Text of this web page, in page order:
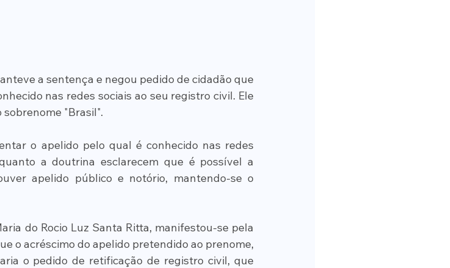
a sentença e negou pedido de cidadão que
nas redes sociais ao seu registro civil. Ele
"Brasil".
o apelido pelo qual é conhecido nas redes
a doutrina esclarecem que é possível a
apelido público e notório, mantendo-se o
do Rocio Luz Santa Ritta, manifestou-se pela
o acréscimo do apelido pretendido ao prenome,
o pedido de retificação de registro civil, que